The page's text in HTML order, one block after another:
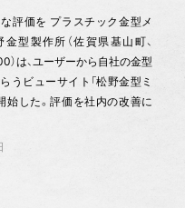
評価を プラスチック金型メ
型製作所（佐賀県基山町、
）は、ユーザーから自社の金型
うビューサイト「松野金型ミ
始した。評価を社内の改善に